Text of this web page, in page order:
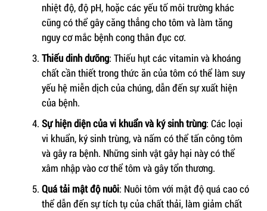
nhiệt độ, độ pH, hoặc các yếu tố môi trường khác
cũng có thể gây căng thẳng cho tôm và làm tăng
nguy cơ mắc bệnh cong thân đục cơ.
Thiếu dinh dưỡng: Thiếu hụt các vitamin và khoáng
chất cần thiết trong thức ăn của tôm có thể làm suy
yếu hệ miễn dịch của chúng, dẫn đến sự xuất hiện
của bệnh.
Sự hiện diện của vi khuẩn và ký sinh trùng: Các loại
vi khuẩn, ký sinh trùng, và nấm có thể tấn công tôm
và gây ra bệnh. Những sinh vật gây hại này có thể
xâm nhập vào cơ thể tôm và gây tổn thương.
Quá tải mật độ nuôi: Nuôi tôm với mật độ quá cao có
thể dẫn đến sự tích tụ của chất thải, làm giảm chất